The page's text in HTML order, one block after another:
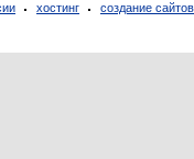
хостинг создание сайтов